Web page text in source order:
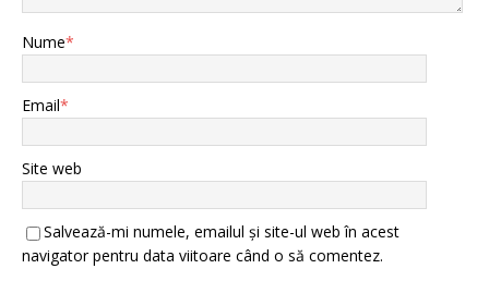
Nume*
Email*
Site web
Salvează-mi numele, emailul și site-ul web în acest
navigator pentru data viitoare când o să comentez.